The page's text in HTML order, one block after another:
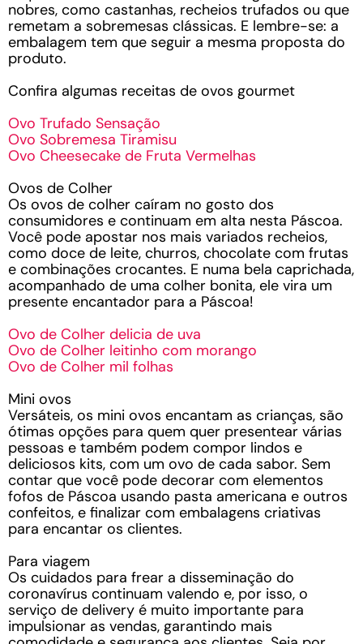
nobres, como castanhas, recheios trufados ou que
remetam a sobremesas clássicas. E lembre-se: a
embalagem tem que seguir a mesma proposta do
produto.
Confira algumas receitas de ovos gourmet
Ovo Trufado Sensação
Ovo Sobremesa Tiramisu
Ovo Cheesecake de Fruta Vermelhas
Ovos de Colher
Os ovos de colher caíram no gosto dos
consumidores e continuam em alta nesta Páscoa.
Você pode apostar nos mais variados recheios,
como doce de leite, churros, chocolate com frutas
e combinações crocantes. E numa bela caprichada,
acompanhado de uma colher bonita, ele vira um
presente encantador para a Páscoa!
Ovo de Colher delicia de uva
Ovo de Colher leitinho com morango
Ovo de Colher mil folhas
Mini ovos
Versáteis, os mini ovos encantam as crianças, são
ótimas opções para quem quer presentear várias
pessoas e também podem compor lindos e
deliciosos kits, com um ovo de cada sabor. Sem
contar que você pode decorar com elementos
fofos de Páscoa usando pasta americana e outros
confeitos, e finalizar com embalagens criativas
para encantar os clientes.
Para viagem
Os cuidados para frear a disseminação do
coronavírus continuam valendo e, por isso, o
serviço de delivery é muito importante para
impulsionar as vendas, garantindo mais